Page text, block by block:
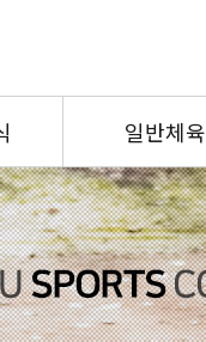
일반체육
사업운영현황
대회정보
도민체전